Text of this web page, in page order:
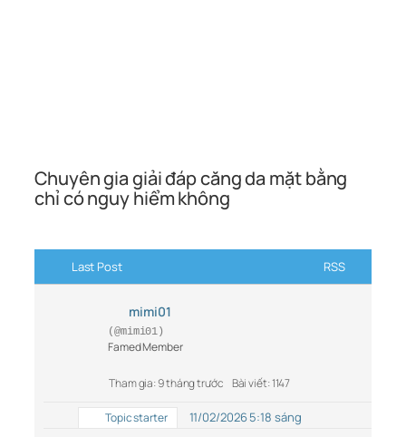
Chuyên gia giải đáp căng da mặt bằng
chỉ có nguy hiểm không
Last Post RSS
mimi01
(@mimi01)
Famed Member
Tham gia: 9 tháng trước Bài viết: 1147
Topic starter 11/02/2026 5:18 sáng